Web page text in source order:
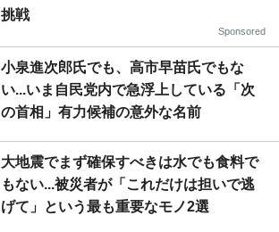
挑戦
Sponsored
小泉進次郎氏でも、高市早苗氏でもな
い...いま自民党内で急浮上している「次
の首相」有力候補の意外な名前
大地震でまず確保すべきは水でも食料で
もない...被災者が「これだけは担いで逃
げて」という最も重要なモノ2選